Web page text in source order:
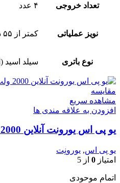
تعداد خروجی ۴ عدد
نویز عملیاتی کمتر از ۵۵ دسی‌بل
نوع باتری سیلد اسید (Sealed Acid)
مقایسه
مشاهده سریع
افزودن به علاقه مندی ها
یو پی اس یورونت آنلاین 2000 ولت آمپر
یو پی اس, یورونِت
امتیاز 0 از 5
اتمام موحودی